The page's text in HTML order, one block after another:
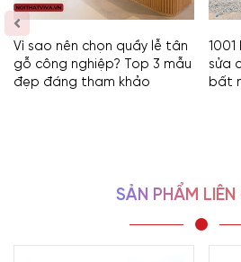
Vì sao nên chọn quầy lễ tân
gỗ công nghiệp? Top 3 mẫu
đẹp đáng tham khảo
sửa
bất
SẢN PHẨM LIÊN